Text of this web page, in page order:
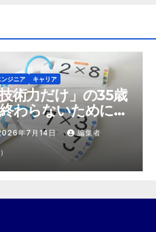
ジニア キャリア
術力だけ」の35歳
わらないために。
価値を1.5倍にする
ラスα』の掛け算
年7月14日 編集者